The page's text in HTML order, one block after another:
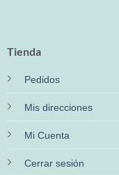
Tienda
Pedidos
Mis direcciones
Mi Cuenta
Cerrar sesión